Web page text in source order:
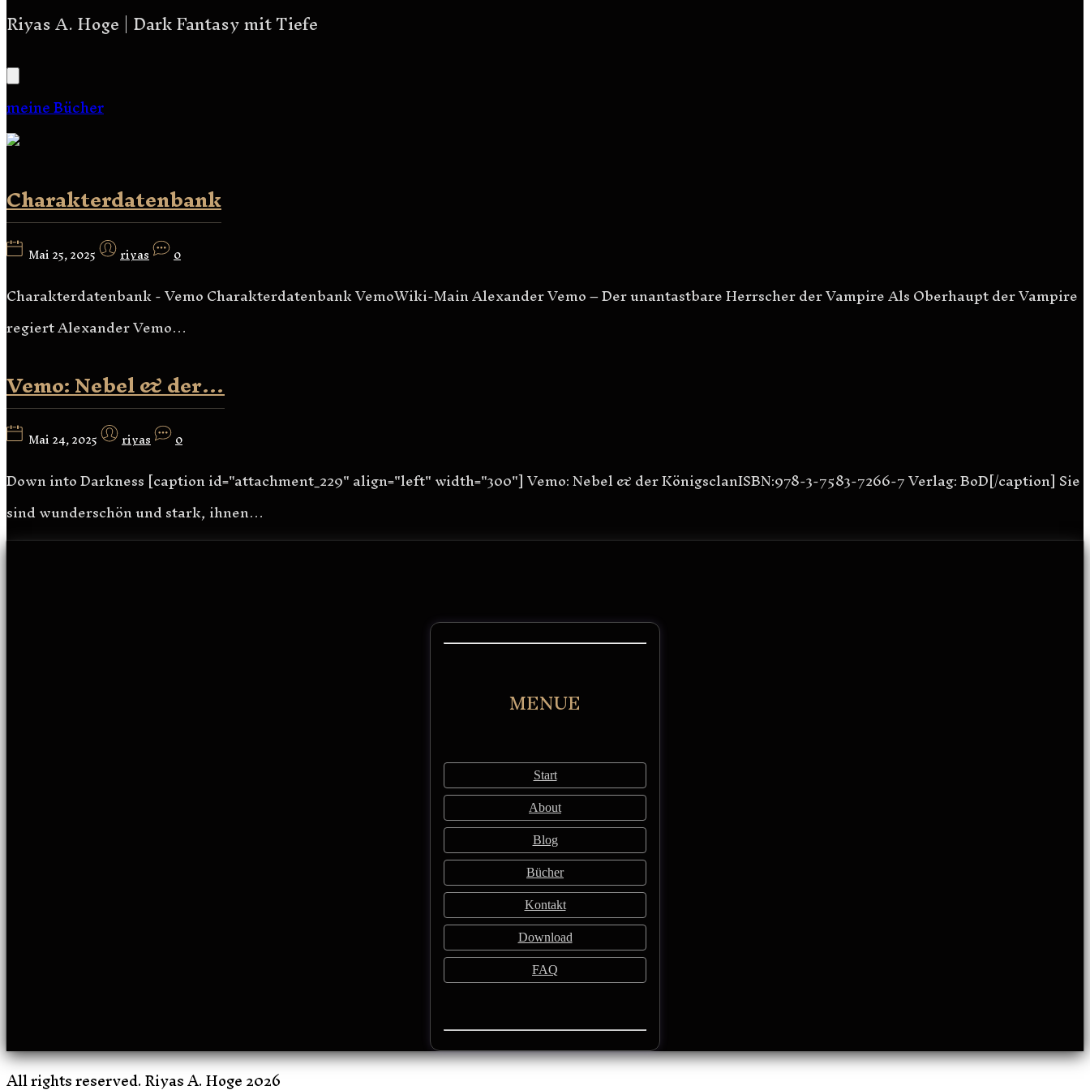
Riyas A. Hoge | Dark Fantasy mit Tiefe
meine Bücher
Charakterdatenbank
Mai 25, 2025 riyas 0
Charakterdatenbank - Vemo Charakterdatenbank VemoWiki-Main Alexander Vemo – Der unantastbare Herrscher der Vampire Als Oberhaupt der Vampire
regiert Alexander Vemo…
Vemo: Nebel & der…
Mai 24, 2025 riyas 0
Down into Darkness [caption id="attachment_229" align="left" width="300"] Vemo: Nebel & der KönigsclanISBN:978-3-7583-7266-7 Verlag: BoD[/caption] Sie
sind wunderschön und stark, ihnen…
MENUE
Start
About
Blog
Bücher
Kontakt
Download
FAQ
All rights reserved. Riyas A. Hoge 2026